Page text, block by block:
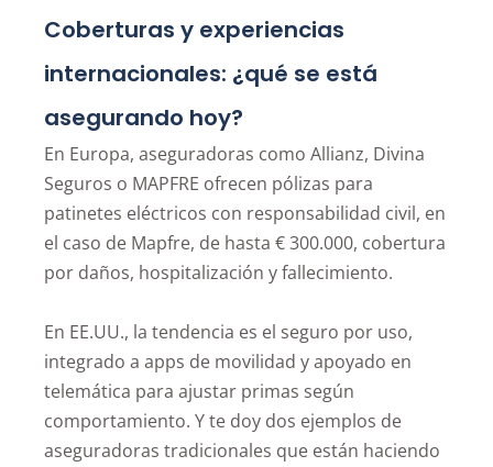
Coberturas y experiencias
internacionales: ¿qué se está
asegurando hoy?
En Europa, aseguradoras como Allianz, Divina
Seguros o MAPFRE ofrecen pólizas para
patinetes eléctricos con responsabilidad civil, en
el caso de Mapfre, de hasta € 300.000, cobertura
por daños, hospitalización y fallecimiento.
En EE.UU., la tendencia es el seguro por uso,
integrado a apps de movilidad y apoyado en
telemática para ajustar primas según
comportamiento. Y te doy dos ejemplos de
aseguradoras tradicionales que están haciendo